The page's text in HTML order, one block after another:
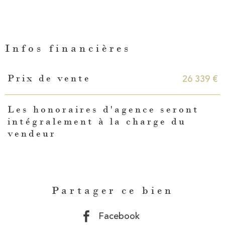
Infos financières
Caractéristiques Valeurs
Prix de vente 26 339 €
Les honoraires d'agence seront
intégralement à la charge du
vendeur
Partager ce bien
Facebook